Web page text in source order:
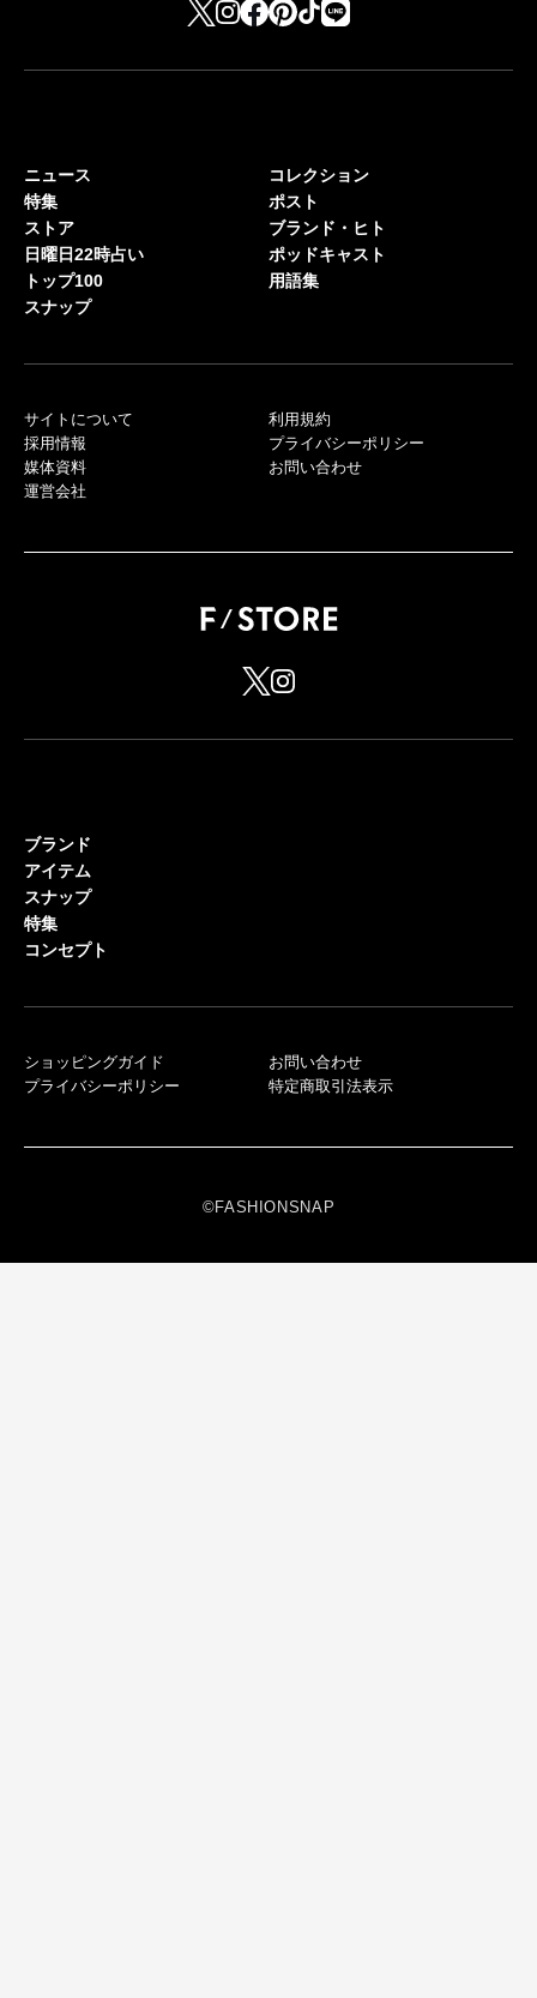
ニュース
特集
ストア
日曜日22時占い
トップ100
スナップ
コレクション
ポスト
ブランド・ヒト
ポッドキャスト
用語集
サイトについて
採用情報
媒体資料
運営会社
利用規約
プライバシーポリシー
お問い合わせ
ブランド
アイテム
スナップ
特集
コンセプト
ショッピングガイド
プライバシーポリシー
お問い合わせ
特定商取引法表示
©FASHIONSNAP